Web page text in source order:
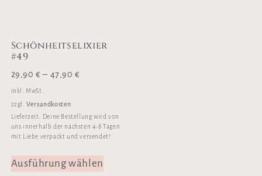
Schönheitselixier
#49
29,90€– 47,90€
inkl. MwSt.
zzgl.Versandkosten
Lieferzeit: Deine Bestellung wird von
uns innerhalb der nächsten 4-8 Tagen
mit Liebe verpackt und versendet!
Ausführung wählen